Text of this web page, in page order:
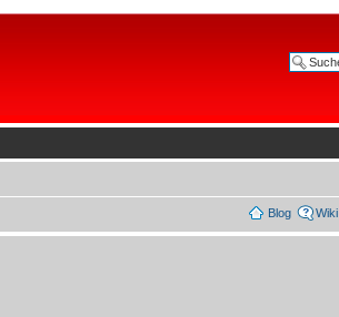
Blog Wiki